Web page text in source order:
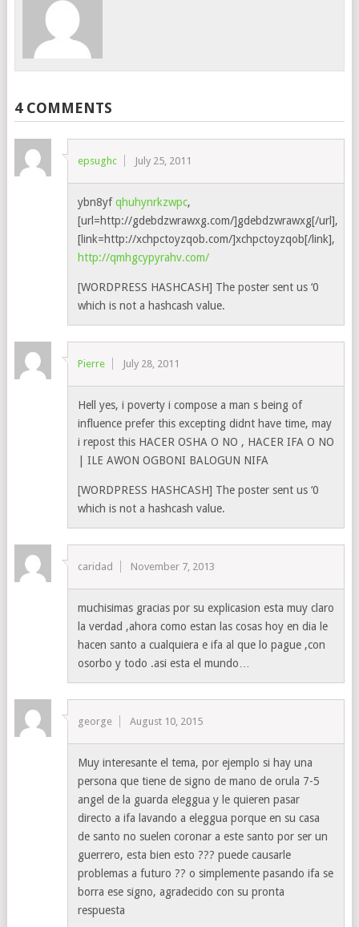
4 COMMENTS
epsughc July 25, 2011
ybn8yfqhuhynrkzwpc,
[url=http://gdebdzwrawxg.com/]gdebdzwrawxg[/url],
[link=http://xchpctoyzqob.com/]xchpctoyzqob[/link],
http://qmhgcypyrahv.com/
[WORDPRESS HASHCASH] The poster sent us ‘0
which is not a hashcash value.
Pierre July 28, 2011
Hell yes, i poverty i compose a man s being of
influence prefer this excepting didnt have time, may
i repost this HACER OSHA O NO , HACER IFA O NO
| ILE AWON OGBONI BALOGUN NIFA
[WORDPRESS HASHCASH] The poster sent us ‘0
which is not a hashcash value.
caridad November 7, 2013
muchisimas gracias por su explicasion esta muy claro
la verdad ,ahora como estan las cosas hoy en dia le
hacen santo a cualquiera e ifa al que lo pague ,con
osorbo y todo .asi esta el mundo…
george August 10, 2015
Muy interesante el tema, por ejemplo si hay una
persona que tiene de signo de mano de orula 7-5
angel de la guarda eleggua y le quieren pasar
directo a ifa lavando a eleggua porque en su casa
de santo no suelen coronar a este santo por ser un
guerrero, esta bien esto ??? puede causarle
problemas a futuro ?? o simplemente pasando ifa se
borra ese signo, agradecido con su pronta
respuesta